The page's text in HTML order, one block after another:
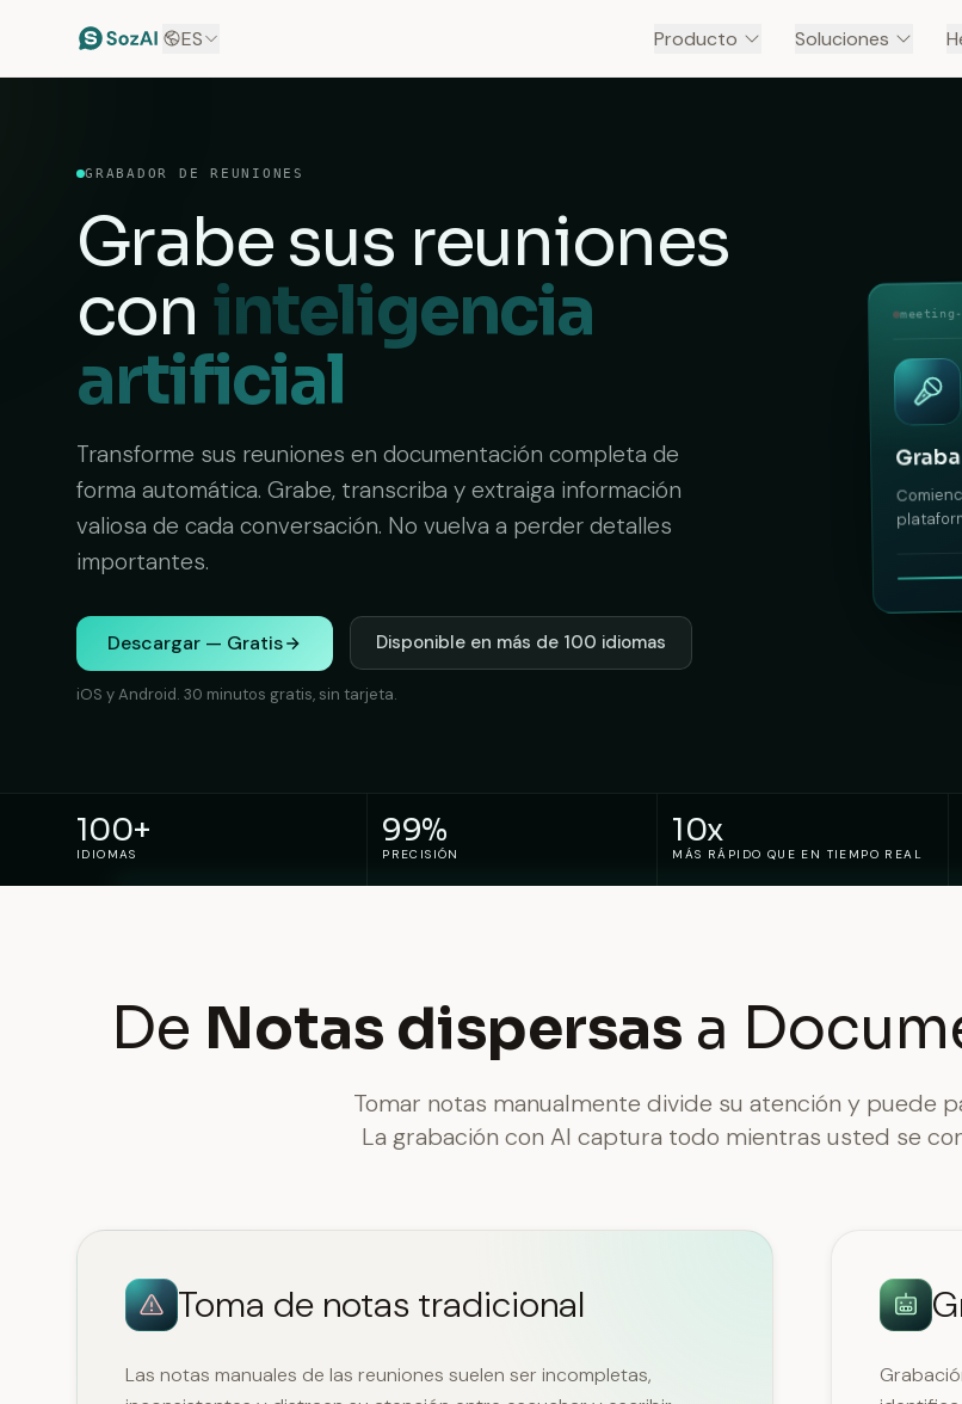
ES Producto Soluciones
GRABADOR DE REUNIONES
Grabe sus reuniones
con inteligencia
artificial
Transforme sus reuniones en documentación completa de
forma automática. Grabe, transcriba y extraiga información
valiosa de cada conversación. No vuelva a perder detalles
importantes.
Descargar — Gratis
iOS y Android. 30 minutos gratis, sin tarjeta.
Disponible en más de 100 idiomas
100+
IDIOMAS
99%
PRECISIÓN
10x
MÁS RÁPIDO QUE EN TIEMPO REAL
De Notas dispersas a
Tomar notas manualmente divide su atención y puede
La grabación con AI captura todo mientras usted se
Toma de notas tradicional
Las notas manuales de las reuniones suelen ser incompletas,